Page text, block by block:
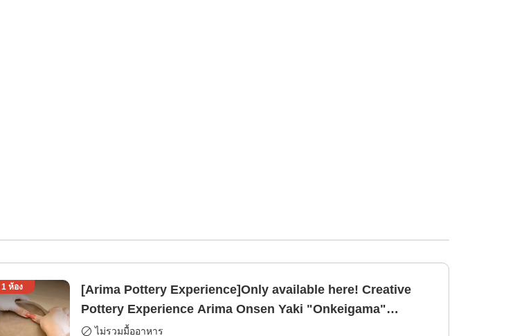
1 ห้อง
[Arima Pottery Experience]Only available here! Creative
Pottery Experience Arima Onsen Yaki "Onkeigama"
Collaboration Plan <Limi
ไม่รวมมื้ออาหาร